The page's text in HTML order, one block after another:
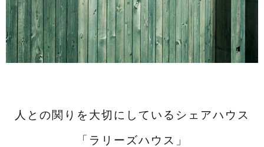
人との関りを大切にしているシェアハウス
「ラリーズハウス」